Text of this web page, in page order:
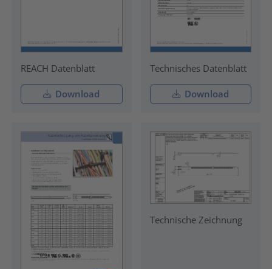
REACH Datenblatt
Download
Technisches Datenblatt
Download
Technische Zeichnung